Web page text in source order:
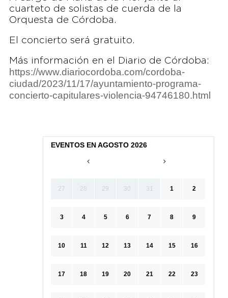
cuarteto de solistas de cuerda de la
Orquesta de Córdoba.
El concierto será gratuito.
Más información en el Diario de Córdoba:
https://www.diariocordoba.com/cordoba-
ciudad/2023/11/17/ayuntamiento-programa-
concierto-capitulares-violencia-94746180.html
EVENTOS EN AGOSTO 2026
27 28 29 30 31 1 2
3 4 5 6 7 8 9
10 11 12 13 14 15 16
17 18 19 20 21 22 23